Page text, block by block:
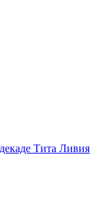
Тита Ливия